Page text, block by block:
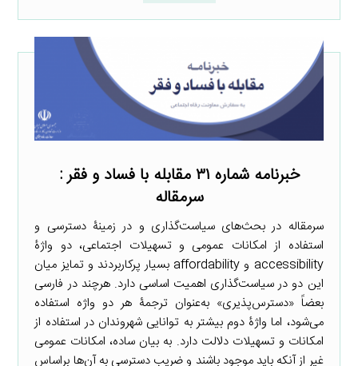
خبرنامه شماره ۳۱ مقابله با فساد و فقر :
سرمقاله
سرمقاله در بحث‌های سیاست‌گذاری و در زمینۀ دسترسی و
استفاده از امکانات عمومی و تسهیلات اجتماعی، دو واژۀ
accessibility و affordability بسیار پرکاربردند و تمایز میان
این دو در سیاست‌گذاری اهمیت اساسی دارد. هرچند در فارسی
بعضاً «دسترس‌پذیری» به‌عنوان ترجمۀ هر دو واژه استفاده
می‌شود، اما واژۀ دوم بیشتر به توانایی شهروندان در استفاده از
امکانات و تسهیلات دلالت دارد. به بیان ساده، امکانات عمومی
غیر از آنکه باید موجود باشند و ضریب دسترسی به آن‌ها براساس